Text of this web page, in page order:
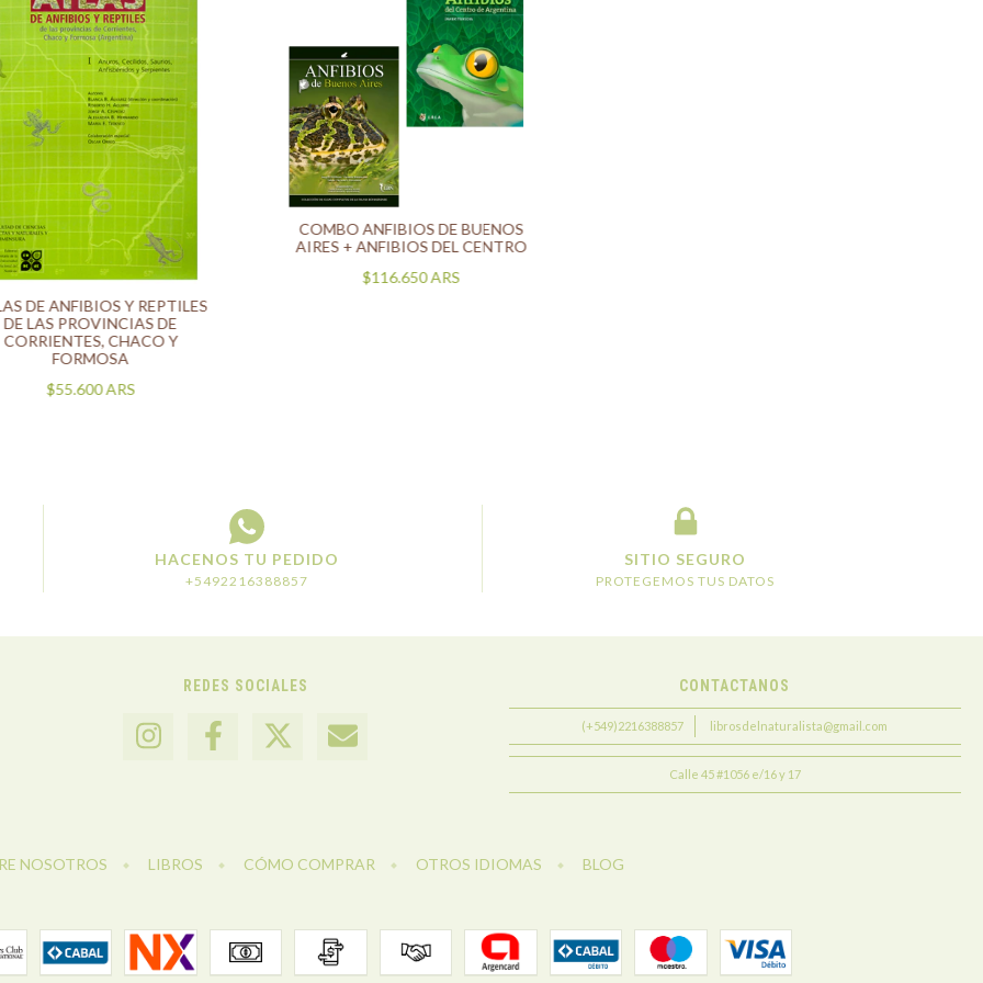
DE ANFIBIOS Y REPTILES
DE LAS PROVINCIAS DE
CORRIENTES, CHACO Y
FORMOSA
$55.600ARS
COMBO ANFIBIOS DE BUENOS
AIRES + ANFIBIOS DEL CENTRO
$116.650ARS
HACENOS TU PEDIDO
+5492216388857
SITIO SEGURO
PROTEGEMOS TUS DATOS
REDES SOCIALES CONTACTANOS
(+549)2216388857 librosdelnaturalista@gmail.com
Calle 45 #1056 e/16 y 17
NOSOTROS LIBROS CÓMO COMPRAR OTROS IDIOMAS BLOG